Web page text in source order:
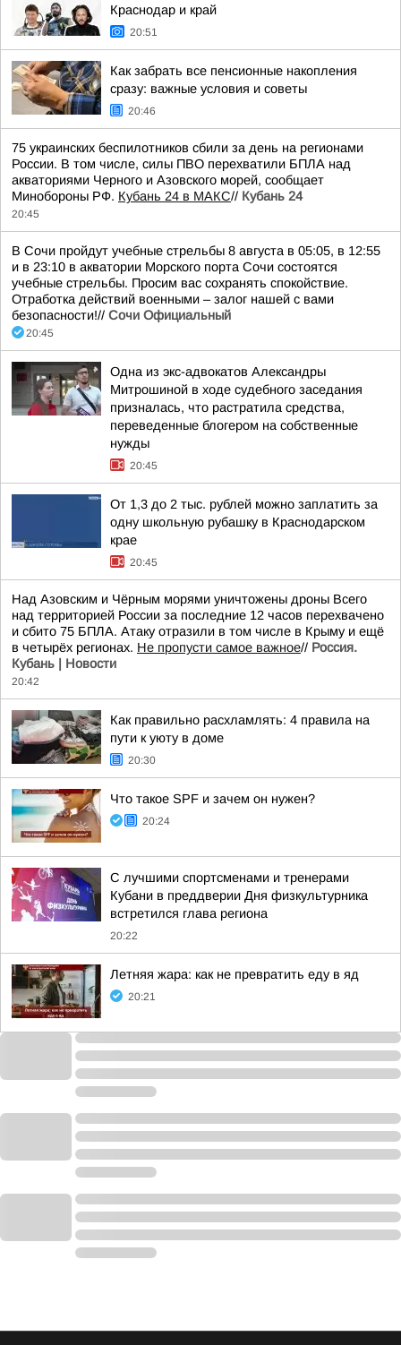
Краснодар и край
20:51
Как забрать все пенсионные накопления
сразу: важные условия и советы
20:46
75 украинских беспилотников сбили за день на регионами
России. В том числе, силы ПВО перехватили БПЛА над
акваториями Черного и Азовского морей, сообщает
Минобороны РФ. Кубань 24 в МАКС// Кубань 24
20:45
В Сочи пройдут учебные стрельбы 8 августа в 05:05, в 12:55
и в 23:10 в акватории Морского порта Сочи состоятся
учебные стрельбы. Просим вас сохранять спокойствие.
Отработка действий военными – залог нашей с вами
безопасности!// Сочи Официальный
20:45
Одна из экс-адвокатов Александры
Митрошиной в ходе судебного заседания
призналась, что растратила средства,
переведенные блогером на собственные
нужды
20:45
От 1,3 до 2 тыс. рублей можно заплатить за
одну школьную рубашку в Краснодарском
крае
20:45
Над Азовским и Чёрным морями уничтожены дроны Всего
над территорией России за последние 12 часов перехвачено
и сбито 75 БПЛА. Атаку отразили в том числе в Крыму и ещё
в четырёх регионах. Не пропусти самое важное// Россия.
Кубань | Новости
20:42
Как правильно расхламлять: 4 правила на
пути к уюту в доме
20:30
Что такое SPF и зачем он нужен?
20:24
С лучшими спортсменами и тренерами
Кубани в преддверии Дня физкультурника
встретился глава региона
20:22
Летняя жара: как не превратить еду в яд
20:21